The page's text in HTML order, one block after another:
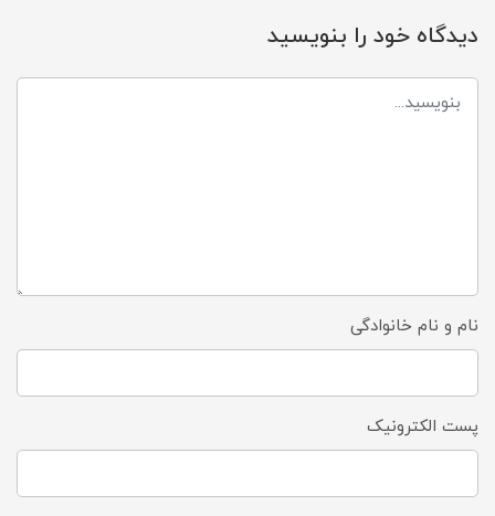
دیدگاه خود را بنویسید
نام و نام خانوادگی
پست الکترونیک